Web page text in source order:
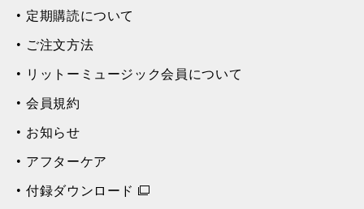
定期購読について
ご注文方法
リットーミュージック会員について
会員規約
お知らせ
アフターケア
付録ダウンロード